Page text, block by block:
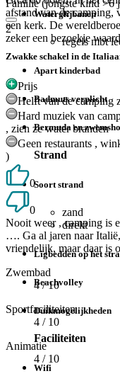
afstand van de camping,
een kerk. De
zeker een bezoekje
Waterglijbanen
regels mbt
Apart kinderbad
Badmuts verplicht
Bermuda en
Strand
Soort strand
zand
direkt
Ligbedden op het
Beachvolley
Duikmogelijkheden
Faciliteiten
Wifi
Familie (jongste kind >6
2
Zwakke schakel in de
Prijs
Helft van de camping
Hard muziek van
, zien ze water branden
Geen restaurants ,
)
0
0
Nooit weer , camping is
…. Ga al jaren naar
vriendelijk, maar daar is
Zwembad
4/ 10
Sportfaciliteiten
4 / 10
Animatie
4 / 10